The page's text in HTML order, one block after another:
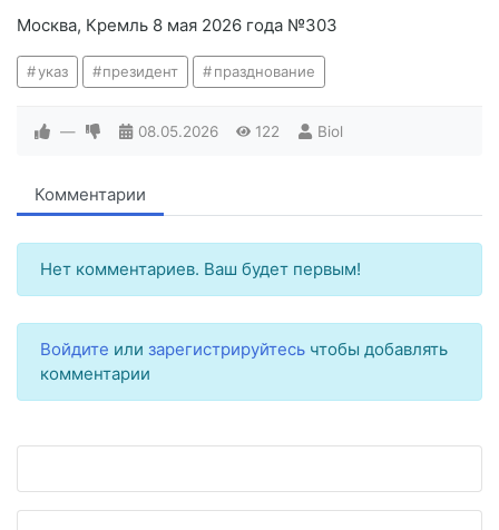
Москва, Кремль 8 мая 2026 года №303
указ президент празднование
— 08.05.2026 122 Biol
Комментарии
Нет комментариев. Ваш будет первым!
Войдите или зарегистрируйтесь чтобы добавлять
комментарии